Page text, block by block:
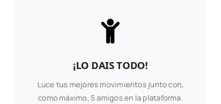
¡LO DAIS TODO!
Luce tus mejores movimientos junto con,
como máximo, 5 amigos en la plataforma.